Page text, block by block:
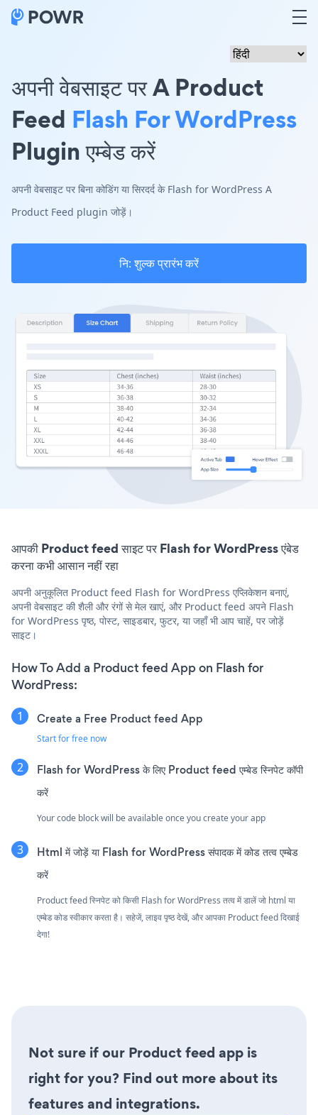
अपनी वेबसाइट पर A Product
Feed Flash For WordPress
Plugin एम्बेड करें
अपनी वेबसाइट पर बिना कोडिंग या सिरदर्द के Flash for WordPress A
Product Feed plugin जोड़ें।
नि: शुल्क प्रारंभ करें
आपकी Product feed साइट पर Flash for WordPress एंबेड
करना कभी आसान नहीं रहा
अपनी अनुकूलित Product feed Flash for WordPress एप्लिकेशन बनाएं,
अपनी वेबसाइट की शैली और रंगों से मेल खाएं, और Product feed अपने Flash
for WordPress पृष्ठ, पोस्ट, साइडबार, फुटर, या जहाँ भी आप चाहें, पर जोड़ें
साइट।
How To Add a Product feed App on Flash for
WordPress:
Create a Free Product feed App
Start for free now
Flash for WordPress के लिए Product feed एम्बेड स्निपेट कॉपी
करें
Your code block will be available once you create your app
Html में जोड़ें या Flash for WordPress संपादक में कोड तत्व एम्बेड
करें
Product feed स्निपेट को किसी Flash for WordPress तत्व में डालें जो html या
एम्बेड कोड स्वीकार करता है। सहेजें, लाइव पृष्ठ देखें, और आपका Product feed दिखाई
देगा!
Not sure if our Product feed app is
right for you? Find out more about its
features and integrations.